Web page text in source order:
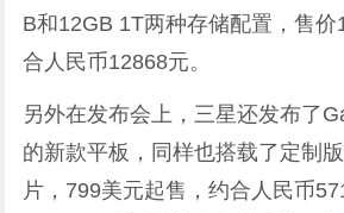
B和12GB 1T两种存储配置，售价
合人民币12868元。
另外在发布会上，三星还发布了
的新款平板，同样也搭载了定制
片，799美元起售，约合人民币